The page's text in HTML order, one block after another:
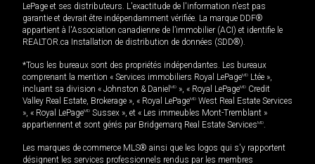
LePage et ses distributeurs. L'exactitude de l'information n'est pas
garantie et devrait être indépendamment vérifiée. La marque DDF®
appartient à l'Association canadienne de l’immobilier (ACI) et identifie le
REALTOR.ca Installation de distribution de données (SDD®).
*Tous les bureaux sont des propriétés indépendantes. Les bureaux
comprenant la mention « Services immobiliers Royal LePageMD Ltée »,
incluant sa division « Johnston & Daniel MD », « Royal LePageMD Credit
Valley Real Estate, Brokerage », « Royal LePageMD West Real Estate Services
», « Royal LePageMD Sussex », et « Les immeubles Mont-Tremblant »
appartiennent et sont gérés par Bridgemarq Real Estate ServicesMD.
Les marques de commerce MLS® ainsi que les logos qui s'y rapportent
désignent les services professionnels rendus par les membres